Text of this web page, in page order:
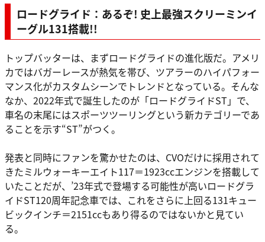
ロードグライド：あるぞ! 史上最強スクリーミンイ
ーグル131搭載!!
トップバッターは、まずロードグライドの進化版だ。アメリ
カではバガーレースが熱気を帯び、ツアラーのハイパフォー
マンス化がカスタムシーンでトレンドとなっている。そんな
なか、2022年式で誕生したのが「ロードグライドST」で、
車名の末尾にはスポーツツーリングという新カテゴリーであ
ることを示す“ST”がつく。
発表と同時にファンを驚かせたのは、CVOだけに採用されて
きたミルウォーキーエイト117＝1923ccエンジンを搭載して
いたことだが、’23年式で登場する可能性が高いロードグラ
イドST120周年記念車では、これをさらに上回る131キュー
ビックインチ＝2151ccもあり得るのではないかと見てい
る。